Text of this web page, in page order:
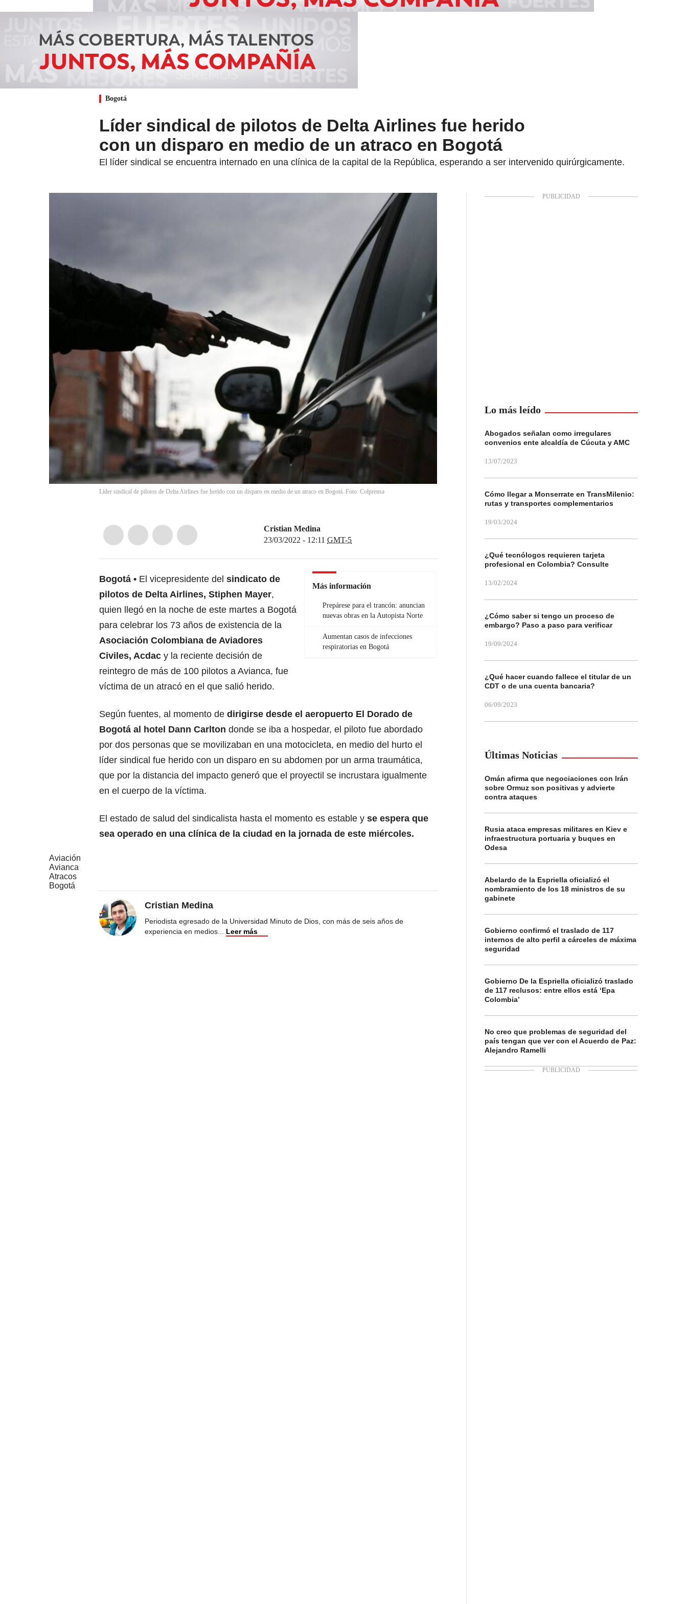
Bogotá
Líder sindical de pilotos de Delta Airlines fue herido
con un disparo en medio de un atraco en Bogotá
El líder sindical se encuentra internado en una clínica de la capital de la República, esperando a ser intervenido quirúrgicamente.
Líder sindical de pilotos de Delta Airlines fue herido con un disparo en medio de un atraco en Bogotá. Foto: Colprensa
Cristian Medina
23/03/2022 - 12:11 GMT-5
Más información
Prepárese para el trancón: anuncian
nuevas obras en la Autopista Norte
Aumentan casos de infecciones
respiratorias en Bogotá
Bogotá El vicepresidente del sindicato de
pilotos de Delta Airlines, Stiphen Mayer,
quien llegó en la noche de este martes a Bogotá
para celebrar los 73 años de existencia de la
Asociación Colombiana de Aviadores
Civiles, Acdac y la reciente decisión de
reintegro de más de 100 pilotos a Avianca, fue
víctima de un atracó en el que salió herido.
Según fuentes, al momento de dirigirse desde el aeropuerto El Dorado de
Bogotá al hotel Dann Carlton donde se iba a hospedar, el piloto fue abordado
por dos personas que se movilizaban en una motocicleta, en medio del hurto el
líder sindical fue herido con un disparo en su abdomen por un arma traumática,
que por la distancia del impacto generó que el proyectil se incrustara igualmente
en el cuerpo de la víctima.
El estado de salud del sindicalista hasta el momento es estable y se espera que
sea operado en una clínica de la ciudad en la jornada de este miércoles.
Aviación
Avianca
Atracos
Bogotá
Cristian Medina
Periodista egresado de la Universidad Minuto de Dios, con más de seis años de
experiencia en medios... Leer más
Lo más leído
Abogados señalan como irregulares
convenios ente alcaldía de Cúcuta y AMC
13/07/2023
Cómo llegar a Monserrate en TransMilenio:
rutas y transportes complementarios
19/03/2024
¿Qué tecnólogos requieren tarjeta
profesional en Colombia? Consulte
13/02/2024
¿Cómo saber si tengo un proceso de
embargo? Paso a paso para verificar
19/09/2024
¿Qué hacer cuando fallece el titular de un
CDT o de una cuenta bancaria?
06/09/2023
Últimas Noticias
Omán afirma que negociaciones con Irán
sobre Ormuz son positivas y advierte
contra ataques
Rusia ataca empresas militares en Kiev e
infraestructura portuaria y buques en
Odesa
Abelardo de la Espriella oficializó el
nombramiento de los 18 ministros de su
gabinete
Gobierno confirmó el traslado de 117
internos de alto perfil a cárceles de máxima
seguridad
Gobierno De la Espriella oficializó traslado
de 117 reclusos: entre ellos está ‘Epa
Colombia’
No creo que problemas de seguridad del
país tengan que ver con el Acuerdo de Paz:
Alejandro Ramelli